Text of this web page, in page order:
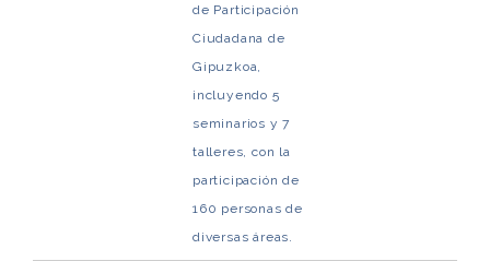
de Participación
Ciudadana de
Gipuzkoa,
incluyendo 5
seminarios y 7
talleres, con la
participación de
160 personas de
diversas áreas.